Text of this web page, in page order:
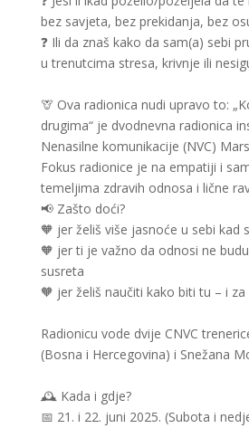
bez savjeta, bez prekidanja, bez
❓ Ili da znaš kako da sam(a) sebi
u trenutcima stresa, krivnje ili
🦒 Ova radionica nudi upravo to:
drugima“ je dvodnevna radionica
Nenasilne komunikacije (NVC)
Fokus radionice je na empatiji i
temeljima zdravih odnosa i lične
📢 Zašto doći?
🧡 jer želiš više jasnoće u sebi kad
🧡 jer ti je važno da odnosi ne
susreta
🧡 jer želiš naučiti kako biti tu – i
Radionicu vode dvije CNVC
(Bosna i Hercegovina) i Snežana
🕰 Kada i gdje?
📅 21. i 22. juni 2025. (Subota i